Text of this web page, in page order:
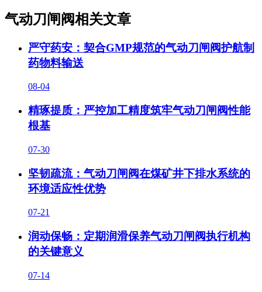
气动刀闸阀相关文章
严守药安：契合GMP规范的气动刀闸阀护航制
药物料输送
08-04
精琢提质：严控加工精度筑牢气动刀闸阀性能
根基
07-30
坚韧疏流：气动刀闸阀在煤矿井下排水系统的
环境适应性优势
07-21
润动保畅：定期润滑保养气动刀闸阀执行机构
的关键意义
07-14